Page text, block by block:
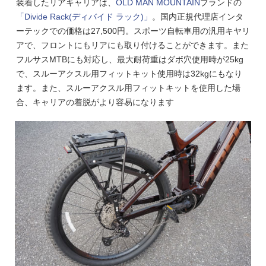
装着したリアキャリアは、 OLD MAN MOUNTAINブランドの
「Divide Rack(ディバイド ラック)」
。国内正規代理店インタ
ーテックでの価格は27,500円。スポーツ自転車用の汎用キヤリ
アで、フロントにもリアにも取り付けることができます。また
フルサスMTBにも対応し、最大耐荷重はダボ穴使用時が25kg
で、スルーアクスル用フィットキット使用時は32kgにもなり
ます。また、スルーアクスル用フィットキットを使用した場
合、キャリアの着脱がより容易になります